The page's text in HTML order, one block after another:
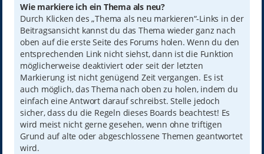
Wie markiere ich ein Thema als neu?
Durch Klicken des „Thema als neu markieren“-Links in der
Beitragsansicht kannst du das Thema wieder ganz nach
oben auf die erste Seite des Forums holen. Wenn du den
entsprechenden Link nicht siehst, dann ist die Funktion
möglicherweise deaktiviert oder seit der letzten
Markierung ist nicht genügend Zeit vergangen. Es ist
auch möglich, das Thema nach oben zu holen, indem du
einfach eine Antwort darauf schreibst. Stelle jedoch
sicher, dass du die Regeln dieses Boards beachtest! Es
wird meist nicht gerne gesehen, wenn ohne triftigen
Grund auf alte oder abgeschlossene Themen geantwortet
wird.